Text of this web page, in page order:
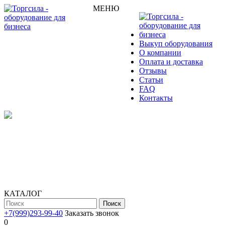
МЕНЮ
Выкуп оборудования
О компании
Оплата и доставка
Отзывы
Статьи
FAQ
Контакты
КАТАЛОГ
Поиск
+7(999)293-99-40 Заказать звонок
0